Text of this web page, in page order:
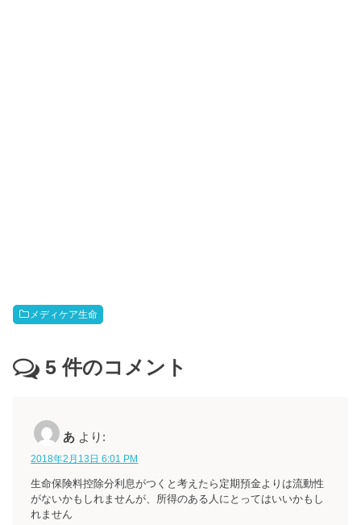
メディケア生命
5 件のコメント
あ より:
2018年2月13日 6:01 PM
生命保険料控除分利息がつくと考えたら定期預金よりは流動性
がないかもしれませんが、所得のある人にとってはいいかもし
れません